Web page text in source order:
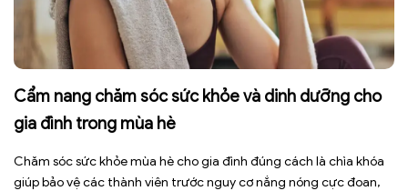
Cẩm nang chăm sóc sức khỏe và dinh dưỡng cho
gia đình trong mùa hè
Chăm sóc sức khỏe mùa hè cho gia đình đúng cách là chìa khóa
giúp bảo vệ các thành viên trước nguy cơ nắng nóng cực đoan,